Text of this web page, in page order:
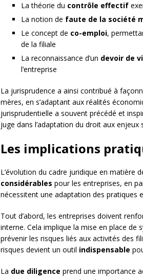
La théorie du contrôle effectif
La notion de faute de la société
Le concept de co-emploi,
de la filiale
La reconnaissance d’un devoir de
l’entreprise
La jurisprudence a ainsi contribué à
mères, en s’adaptant aux réalités
jurisprudentielle a souvent précédé et
juge dans l’adaptation du droit aux enjeux
Les implications
L’évolution du cadre juridique en matière
considérables pour les entreprises, en
nécessitent une adaptation des pratiques
Tout d’abord, les entreprises doivent
interne. Cela implique la mise en place de
prévenir les risques liés aux activités des
risques devient un outil indispensable
La due diligence prend une importance